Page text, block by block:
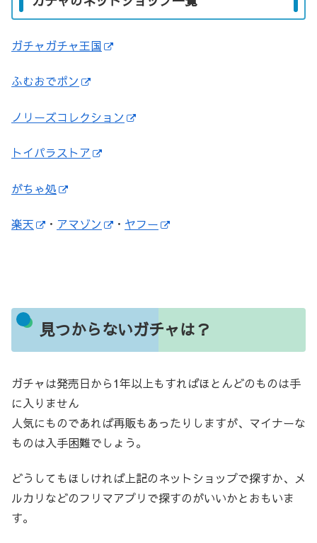
ガチャガチャ王国
ふむおでポン
ノリーズコレクション
トイパラストア
がちゃ処
楽天 ・ アマゾン ・ ヤフー
見つからないガチャは？
ガチャは発売日から1年以上もすればほとんどのものは手
に入りません
人気にものであれば再販もあったりしますが、マイナーな
ものは入手困難でしょう。
どうしてもほしければ上記のネットショップで探すか、メ
ルカリなどのフリマアプリで探すのがいいかとおもいま
す。